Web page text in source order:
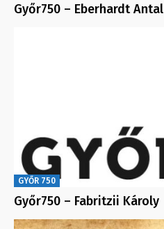
Győr750 – Eberhardt Antal
GYŐR 750
Győr750 – Fabritzii Károly